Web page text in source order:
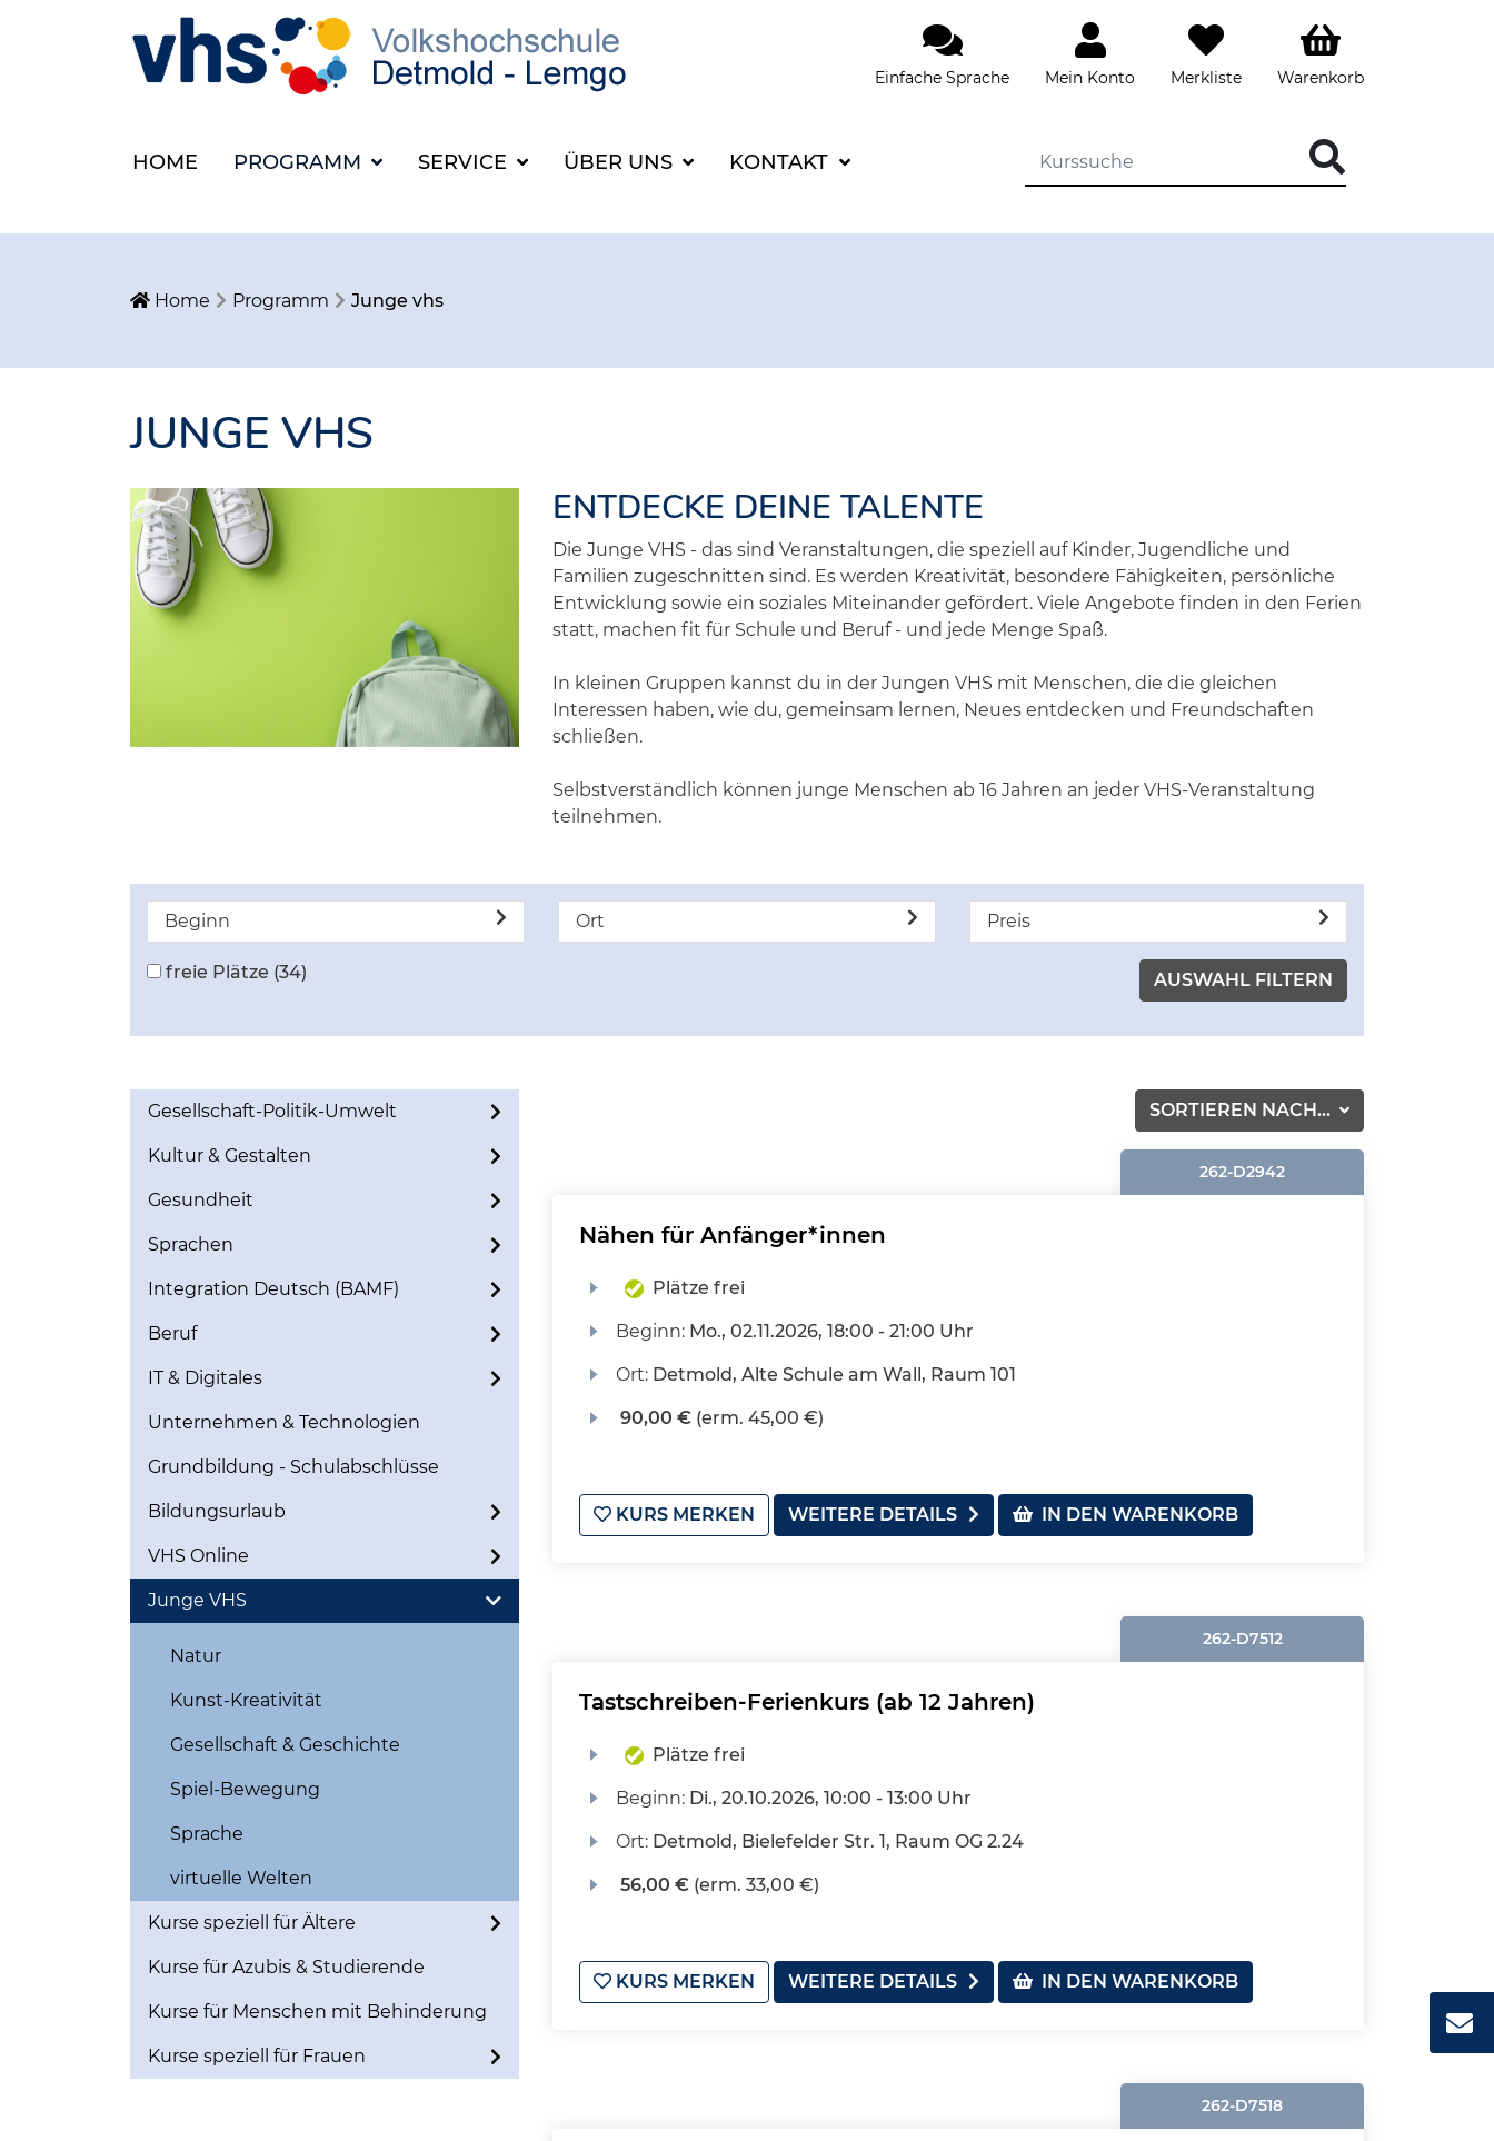
Einfache Sprache Mein Konto Merkliste Warenkorb
HOME PROGRAMM SERVICE ÜBER UNS KONTAKT
Home Programm Junge vhs
JUNGE VHS
ENTDECKE DEINE TALENTE
Die Junge VHS - das sind Veranstaltungen, die speziell auf Kinder, Jugendliche und
Familien zugeschnitten sind. Es werden Kreativität, besondere Fähigkeiten, persönliche
Entwicklung sowie ein soziales Miteinander gefördert. Viele Angebote finden in den Ferien
statt, machen fit für Schule und Beruf - und jede Menge Spaß.
In kleinen Gruppen kannst du in der Jungen VHS mit Menschen, die die gleichen
Interessen haben, wie du, gemeinsam lernen, Neues entdecken und Freundschaften
schließen.
Selbstverständlich können junge Menschen ab 16 Jahren an jeder VHS-Veranstaltung
teilnehmen.
Beginn Ort Preis
freie Plätze (34)
Gesellschaft-Politik-Umwelt
Kultur & Gestalten
Gesundheit
Sprachen
Integration Deutsch (BAMF)
Beruf
IT & Digitales
Unternehmen & Technologien
Grundbildung - Schulabschlüsse
Bildungsurlaub
VHS Online
Junge VHS
Natur
Kunst-Kreativität
Gesellschaft & Geschichte
Spiel-Bewegung
Sprache
virtuelle Welten
Kurse speziell für Ältere
Kurse für Azubis & Studierende
Kurse für Menschen mit Behinderung
Kurse speziell für Frauen
SORTIEREN NACH...
262-D2942
Nähen für Anfänger*innen
Plätze frei
Beginn: Mo., 02.11.2026, 18:00 - 21:00 Uhr
Ort: Detmold, Alte Schule am Wall, Raum 101
90,00 €(erm. 45,00 €)
KURS MERKEN WEITERE DETAILS IN DEN WARENKORB
262-D7512
Tastschreiben-Ferienkurs (ab 12 Jahren)
Plätze frei
Beginn: Di., 20.10.2026, 10:00 - 13:00 Uhr
Ort: Detmold, Bielefelder Str. 1, Raum OG 2.24
56,00 €(erm. 33,00 €)
KURS MERKEN WEITERE DETAILS IN DEN WARENKORB
262-D7518